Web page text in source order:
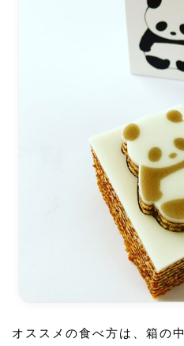
オススメの食べ方は、箱の